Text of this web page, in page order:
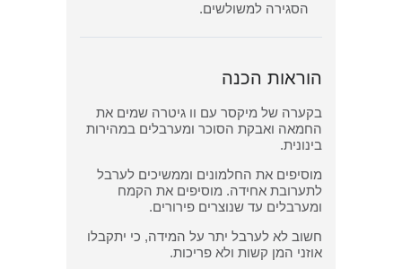
הסגירה למשולשים.
הוראות הכנה
בקערה של מיקסר עם וו גיטרה שמים את
החמאה ואבקת הסוכר ומערבלים במהירות
בינונית.
מוסיפים את החלמונים וממשיכים לערבל
לתערובת אחידה. מוסיפים את הקמח
ומערבלים עד שנוצרים פירורים.
חשוב לא לערבל יתר על המידה, כי יתקבלו
אוזני המן קשות ולא פריכות.